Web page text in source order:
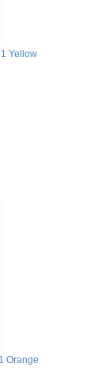
Yellow
Orange